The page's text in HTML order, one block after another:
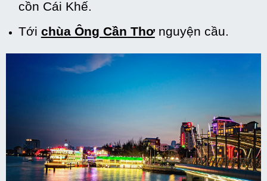
cồn Cái Khế.
Tới chùa Ông Cần Thơ nguyện cầu.